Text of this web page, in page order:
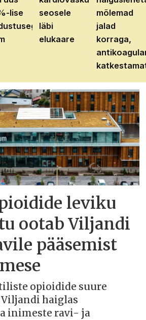
lise
seosele
läbi
elukaare
mõlemad
jalad
korraga,
leviku
ootab Viljandi
pääsemist
opioidide suure
haiglas
inimeste ravi- ja